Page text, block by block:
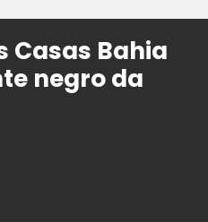
Casas Bahia
negro da